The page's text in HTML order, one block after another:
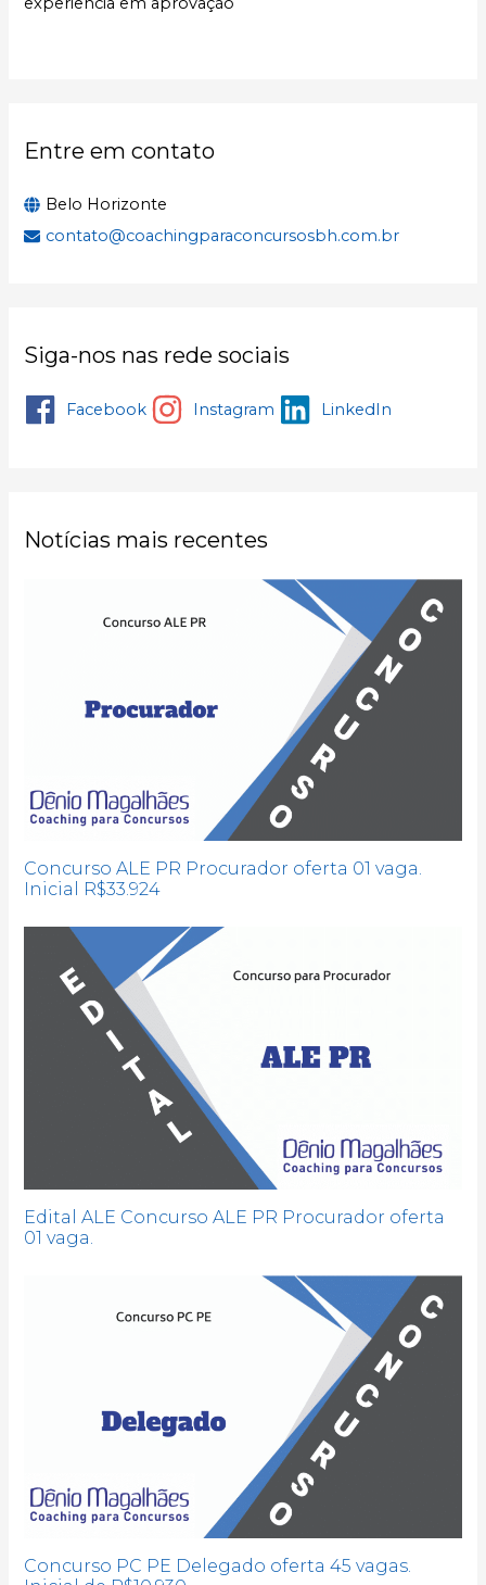
:Entre em contato
Belo Horizonte
contato@coachingparaconcursosbh.com.br
Siga-nos nas rede sociais
Facebook Instagram LinkedIn
Notícias mais recentes
Concurso ALE PR Procurador oferta 01 vaga.
Inicial R$33.924
Edital ALE Concurso ALE PR Procurador oferta
01 vaga.
Concurso PC PE Delegado oferta 45 vagas.